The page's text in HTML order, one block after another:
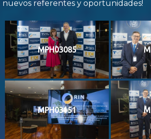
nuevos referentes y oportunidades!
MPH03085
MPH03151